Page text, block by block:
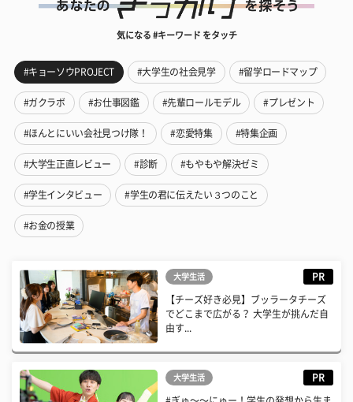
気になる #キーワード をタッチ
#キョーソウPROJECT #大学生の社会見学 #留学ロードマップ
#ガクラボ #お仕事図鑑 #先輩ロールモデル #プレゼント
#ほんとにいい会社見つけ隊！ #恋愛特集 #特集企画
#大学生正直レビュー #診断 #もやもや解決ゼミ
#学生インタビュー #学生の君に伝えたい３つのこと
#お金の授業
大学生活 PR
【チーズ好き必見】ブッラータチーズ
でどこまで広がる？ 大学生が挑んだ自
由す...
大学生活 PR